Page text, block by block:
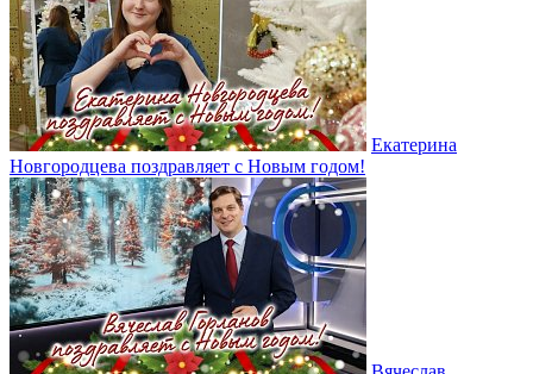
Екатерина
Новгородцева поздравляет с Новым годом!